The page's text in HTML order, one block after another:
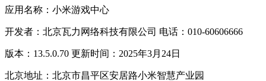
应用名称：小米游戏中心
开发者：北京瓦力网络科技有限公司 电话：010-60606666
版本：13.5.0.70 更新时间：2025年3月24日
北京地址：北京市昌平区安居路小米智慧产业园